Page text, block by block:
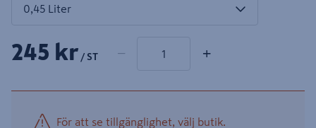
245 kr / ST − +
För att se tillgänglighet, välj butik.